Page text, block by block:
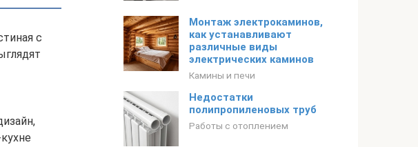
с
Монтаж электрокаминов,
как устанавливают
различные виды
электрических каминов
Камины и печи
Недостатки
полипропиленовых труб
Работы с отоплением